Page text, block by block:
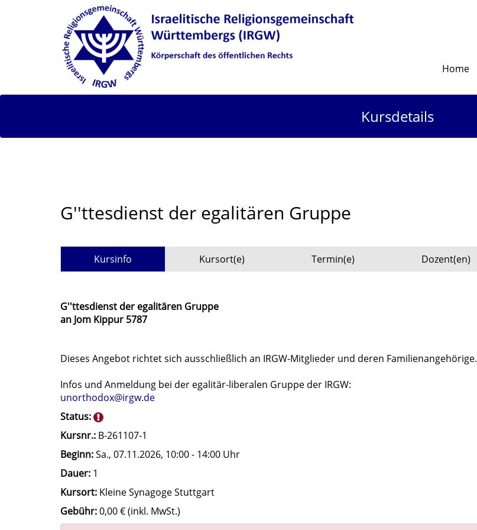
Home
Kursdetails
G''ttesdienst der egalitären Gruppe
Kursinfo Kursort(e) Termin(e) Dozent(en)
G''ttesdienst der egalitären Gruppe
an Jom Kippur 5787
Dieses Angebot richtet sich ausschließlich an IRGW-Mitglieder und deren Familienangehörige.
Infos und Anmeldung bei der egalitär-liberalen Gruppe der IRGW:
unorthodox@irgw.de
Status:
Kursnr.: B-261107-1
Beginn:Sa., 07.11.2026, 10:00 - 14:00 Uhr
Dauer: 1
Kursort: Kleine Synagoge Stuttgart
Gebühr:0,00 € (inkl. MwSt.)